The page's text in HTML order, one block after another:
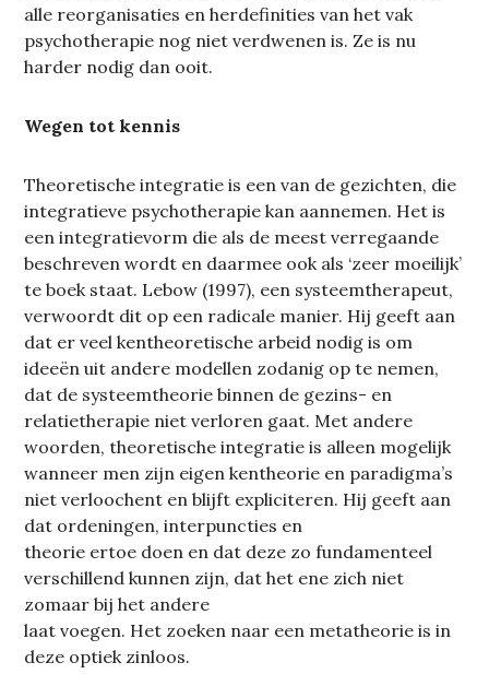
alle reorganisaties en herdefinities van het vak
psychotherapie nog niet verdwenen is. Ze is nu
harder nodig dan ooit.
Wegen tot kennis
Theoretische integratie is een van de gezichten, die
integratieve psychotherapie kan aannemen. Het is
een integratievorm die als de meest verregaande
beschreven wordt en daarmee ook als ‘zeer moeilijk’
te boek staat. Lebow (1997), een systeemtherapeut,
verwoordt dit op een radicale manier. Hij geeft aan
dat er veel kentheoretische arbeid nodig is om
ideeën uit andere modellen zodanig op te nemen,
dat de systeemtheorie binnen de gezins- en
relatietherapie niet verloren gaat. Met andere
woorden, theoretische integratie is alleen mogelijk
wanneer men zijn eigen kentheorie en paradigma’s
niet verloochent en blijft expliciteren. Hij geeft aan
dat ordeningen, interpuncties en
theorie ertoe doen en dat deze zo fundamenteel
verschillend kunnen zijn, dat het ene zich niet
zomaar bij het andere
laat voegen. Het zoeken naar een metatheorie is in
deze optiek zinloos.